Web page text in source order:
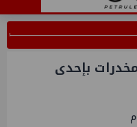
بإحدى